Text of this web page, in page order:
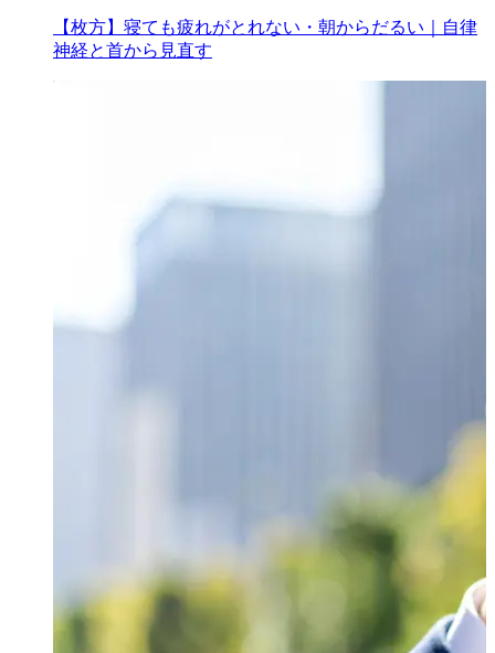
【枚方】寝ても疲れがとれない・朝からだるい｜自律
神経と首から見直す